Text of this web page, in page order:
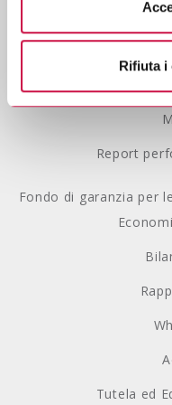
Se vuole saperne di
privacy.
Rifiuta i
Report
Fondo di garanzia per
Tutela ed